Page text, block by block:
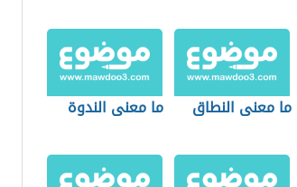
ما معنى النطاق ما معنى الندوة